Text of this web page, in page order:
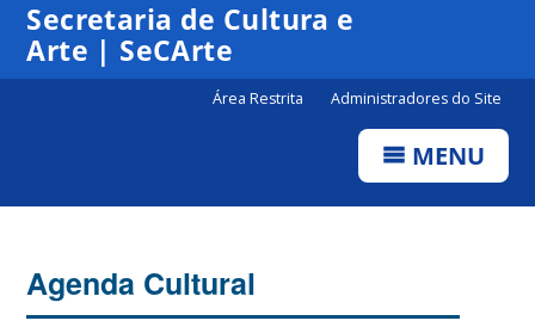
Secretaria de Cultura e
Arte | SeCArte
Área Restrita Administradores do Site
MENU
Agenda Cultural